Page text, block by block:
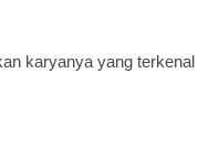
karyanya yang terkenal